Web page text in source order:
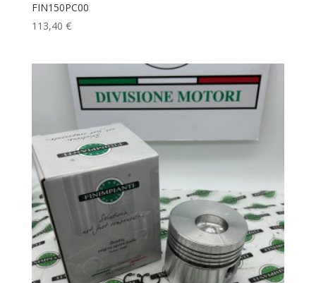
FIN150PC00
113,40 €